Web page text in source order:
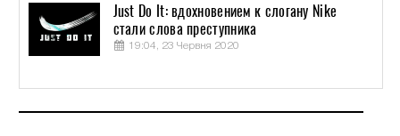
Just Do It: вдохновением к слогану Nike
стали слова преступника
19:04, 23 Червня 2020